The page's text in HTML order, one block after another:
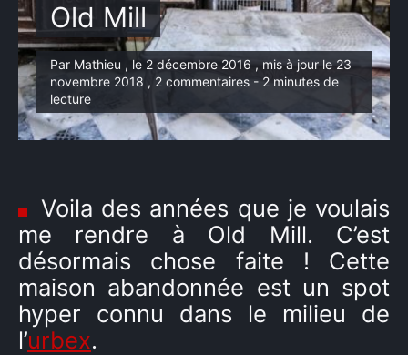
Old Mill
Par Mathieu , le 2 décembre 2016 , mis à jour le 23
novembre 2018 , 2 commentaires - 2 minutes de
lecture
Voila des années que je voulais
me rendre à Old Mill. C’est
désormais chose faite ! Cette
maison abandonnée est un spot
hyper connu dans le milieu de
l’urbex.